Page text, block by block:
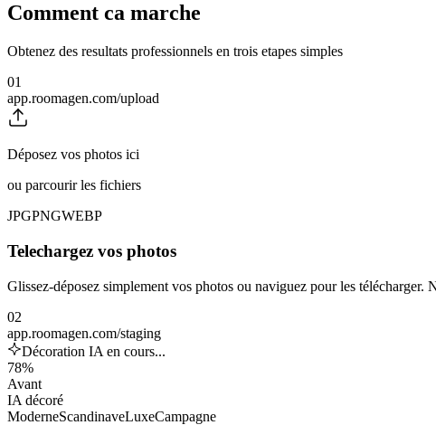
Comment ca marche
Obtenez des resultats professionnels en trois etapes simples
01
app.roomagen.com/upload
Déposez vos photos ici
ou parcourir les fichiers
JPGPNGWEBP
Telechargez vos photos
Glissez-déposez simplement vos photos ou naviguez pour les
02
app.roomagen.com/staging
Décoration IA en cours...
78%
Avant
IA décoré
ModerneScandinaveLuxeCampagne